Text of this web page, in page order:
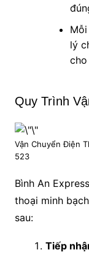
lý
Quy Trình
Vận Chuyển Điện
523
Bình An
thoại minh
sau:
Tiếp